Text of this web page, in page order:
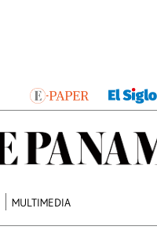
MULTIMEDIA